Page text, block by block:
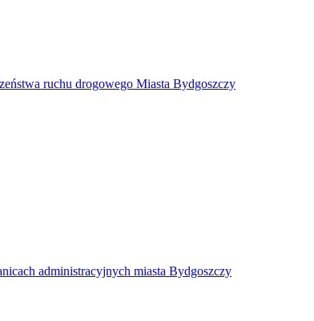
ruchu drogowego Miasta Bydgoszczy
administracyjnych miasta Bydgoszczy